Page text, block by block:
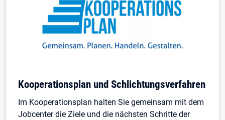
Kooperationsplan und Schlichtungsverfahren
Im Kooperationsplan halten Sie gemeinsam mit dem
Jobcenter die Ziele und die nächsten Schritte der